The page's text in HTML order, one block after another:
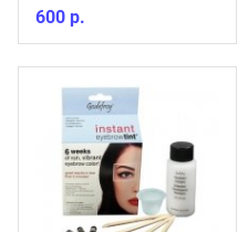
600 р.